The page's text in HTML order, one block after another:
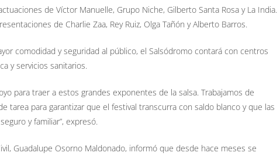
de Víctor Manuelle, Grupo Niche, Gilberto Santa Rosa y La India.
de Charlie Zaa, Rey Ruiz, Olga Tañón y Alberto Barros.
comodidad y seguridad al público, el Salsódromo contará con centros
y servicios sanitarios.
para traer a estos grandes exponentes de la salsa. Trabajamos de
tarea para garantizar que el festival transcurra con saldo blanco y que las
y familiar”, expresó.
Guadalupe Osorno Maldonado, informó que desde hace meses se